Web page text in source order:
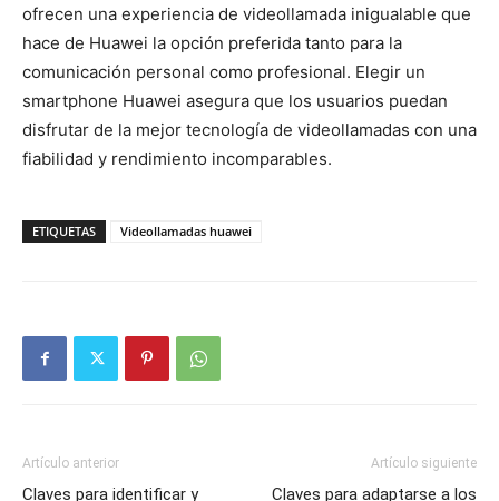
ofrecen una experiencia de videollamada inigualable que
hace de Huawei la opción preferida tanto para la
comunicación personal como profesional. Elegir un
smartphone Huawei asegura que los usuarios puedan
disfrutar de la mejor tecnología de videollamadas con una
fiabilidad y rendimiento incomparables.
ETIQUETAS Videollamadas huawei
Artículo anterior
Claves para identificar y
Artículo siguiente
Claves para adaptarse a los